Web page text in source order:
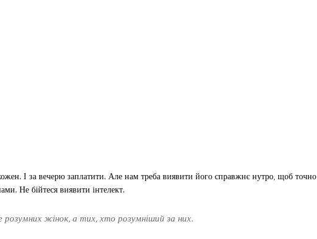
І за вечерю заплатити. Але нам треба виявити його справжнє нутро, щоб точно
Не бійтеся виявити інтелект.
розумних жінок, а тих, хто розумніший за них.